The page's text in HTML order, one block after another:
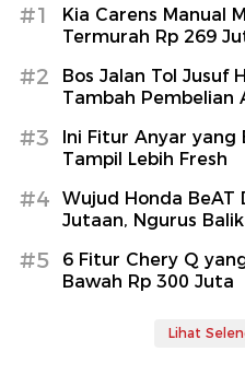
#1
Kia Carens Manual
Termurah Rp 269
#2
Bos Jalan Tol Jusuf
Tambah Pembelian
#3
Ini Fitur Anyar yang
Tampil Lebih Fresh
#4
Wujud Honda BeAT
Jutaan, Ngurus
#5
6 Fitur Chery Q
Bawah Rp 300 Juta
Lihat